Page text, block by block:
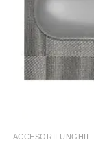
ACCESORII UNGHII